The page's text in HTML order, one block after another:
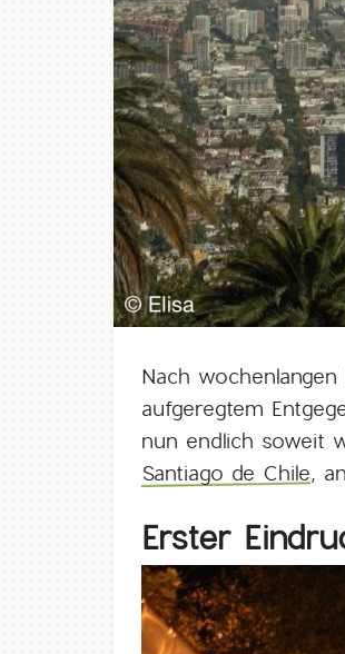
Nach
aufgeregtem
nun endlich soweit
Santiago de Chile,
Erster